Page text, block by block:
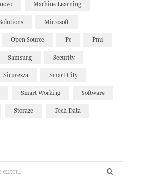
Machine Learning
Microsoft
Open Source Pc Pmi
Samsung Security
Sicurezza Smart City
Smart Working Software
Storage Tech Data